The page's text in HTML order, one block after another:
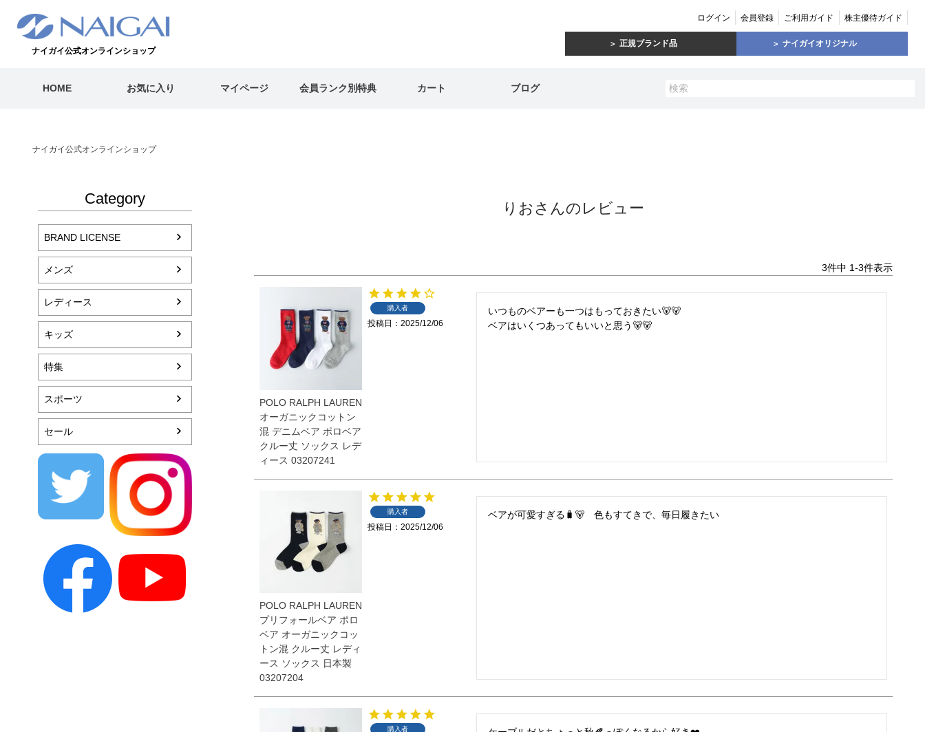
ナイガイ公式オンラインショップ
ログイン 会員登録 ご利用ガイド 株主優待ガイド
正規ブランド品 ナイガイオリジナル
HOME お気に入り マイページ 会員ランク別特典 カート ブログ
ナイガイ公式オンラインショップ
Category
BRAND LICENSE
メンズ
レディース
キッズ
特集
スポーツ
セール
りおさんのレビュー
3件中 1-3件表示
POLO RALPH LAUREN
オーガニックコットン
混 デニムベア ポロベア
クルー丈 ソックス レデ
ィース 03207241
購入者
投稿日 2025/12/06
いつものベアーも一つはもっておきたい🐻🐻
ベアはいくつあってもいいと思う🐻🐻
POLO RALPH LAUREN
プリフォールベア ポロ
ベア オーガニックコッ
トン混 クルー丈 レディ
ース ソックス 日本製
03207204
購入者
投稿日 2025/12/06
ベアが可愛すぎる🧳🐻　色もすてきで、毎日履きたい
購入者